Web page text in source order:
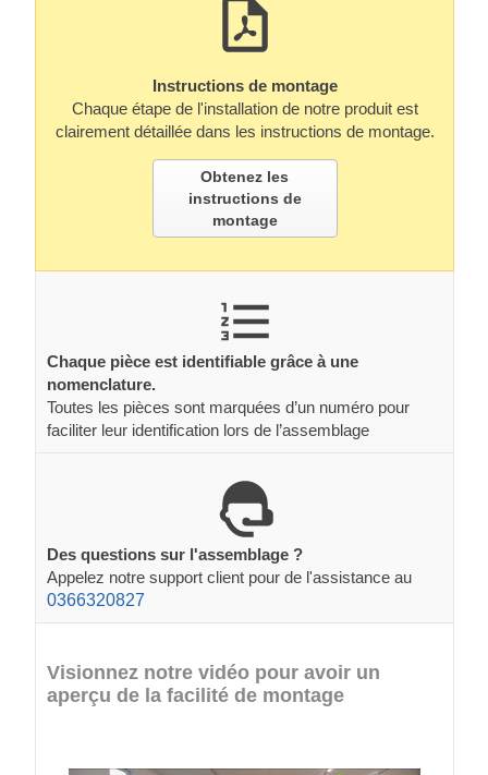
Instructions de montage
Chaque étape de l'installation de notre produit est
clairement détaillée dans les instructions de montage.
Obtenez les
instructions de
montage
Chaque pièce est identifiable grâce à une
nomenclature.
Toutes les pièces sont marquées d’un numéro pour
faciliter leur identification lors de l’assemblage
Des questions sur l'assemblage ?
Appelez notre support client pour de l'assistance au
0366320827
Visionnez notre vidéo pour avoir un
aperçu de la facilité de montage